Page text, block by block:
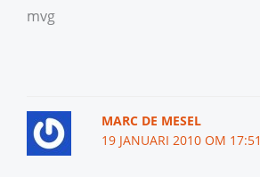
mvg
MARC DE MESEL
19 JANUARI 2010 OM 17:51